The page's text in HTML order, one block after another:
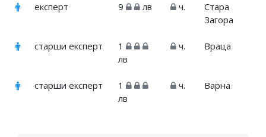
експерт 9 лв ч.
Стара
Загора
старши експерт
1
лв
ч. Враца
старши експерт
1
лв
ч. Варна